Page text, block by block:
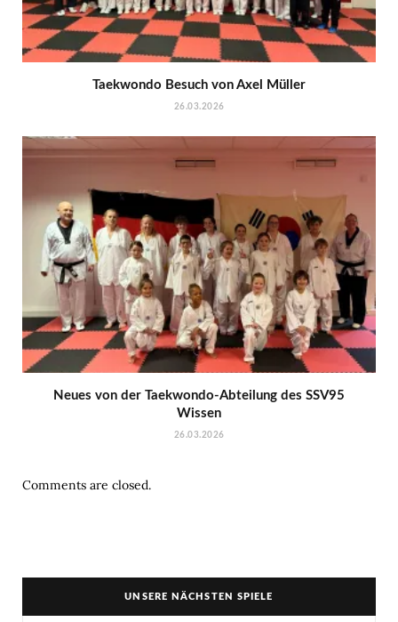
Taekwondo Besuch von Axel Müller
26.03.2026
Neues von der Taekwondo-Abteilung des SSV95
Wissen
26.03.2026
Comments are closed.
UNSERE NÄCHSTEN SPIELE